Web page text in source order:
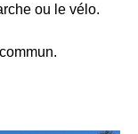
ou le vélo.